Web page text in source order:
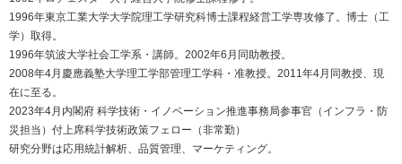
1996年東京工業大学大学院理工学研究科博士課程経営工学専攻修了。博士（工
学）取得。
1996年筑波大学社会工学系・講師。2002年6月同助教授。
2008年4月慶應義塾大学理工学部管理工学科・准教授。2011年4月同教授、現
在に至る。
2023年4月内閣府 科学技術・イノベーション推進事務局参事官（インフラ・防
災担当）付上席科学技術政策フェロー（非常勤）
研究分野は応用統計解析、品質管理、マーケティング。